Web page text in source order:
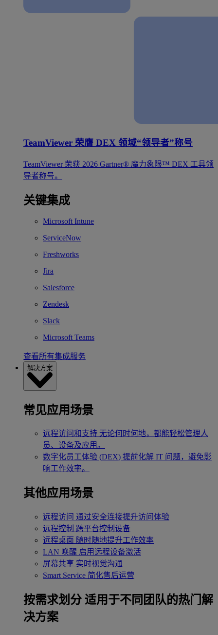
TeamViewer 荣膺 DEX 领域“领导者”称号
TeamViewer 荣获 2026 Gartner® 魔力象限™ DEX 工具领
导者称号。
关键集成
Microsoft Intune
ServiceNow
Freshworks
Jira
Salesforce
Zendesk
Slack
Microsoft Teams
查看所有集成服务
解决方案
常见应用场景
远程访问和支持 无论何时何地，都能轻松管理人
员、设备及应用。
数字化员工体验 (DEX) 提前化解 IT 问题，避免影
响工作效率。
其他应用场景
远程访问 通过安全连接提升访问体验
远程控制 跨平台控制设备
远程桌面 随时随地提升工作效率
LAN 唤醒 启用远程设备激活
屏幕共享 实时视觉沟通
Smart Service 简化售后运营
按需求划分 适用于不同团队的热门解
决方案